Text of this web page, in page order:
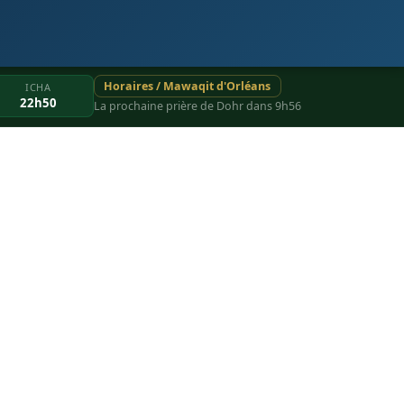
ICHA
22h50
Horaires / Mawaqit d'Orléans
La prochaine prière de Dohr dans 9h56